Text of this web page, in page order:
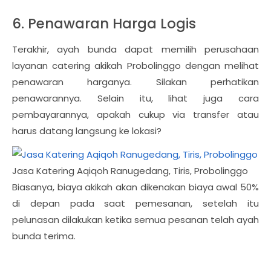
6. Penawaran Harga Logis
Terakhir, ayah bunda dapat memilih perusahaan
layanan catering akikah Probolinggo dengan melihat
penawaran harganya. Silakan perhatikan
penawarannya. Selain itu, lihat juga cara
pembayarannya, apakah cukup via transfer atau
harus datang langsung ke lokasi?
Jasa Katering Aqiqoh Ranugedang, Tiris, Probolinggo
Biasanya, biaya akikah akan dikenakan biaya awal 50%
di depan pada saat pemesanan, setelah itu
pelunasan dilakukan ketika semua pesanan telah ayah
bunda terima.